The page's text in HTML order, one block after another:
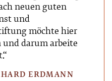
neuen guten
und
möchte hier
und darum arbeite
ERDMANN